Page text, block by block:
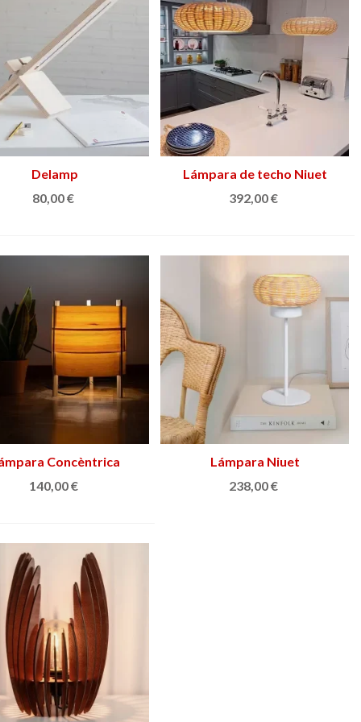
Añadir al carrito
Delamp
80,00 €
Ver más
Lámpara de techo Niuet
392,00 €
Ver más
Concèntrica
140,00 €
Añadir al carrito
Lámpara Niuet
238,00 €